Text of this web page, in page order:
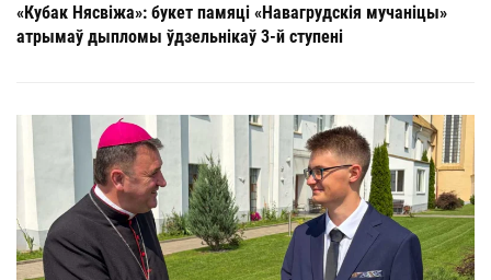
«Кубак Нясвіжа»: букет памяці «Навагрудскія мучаніцы»
атрымаў дыпломы ўдзельнікаў 3-й ступені